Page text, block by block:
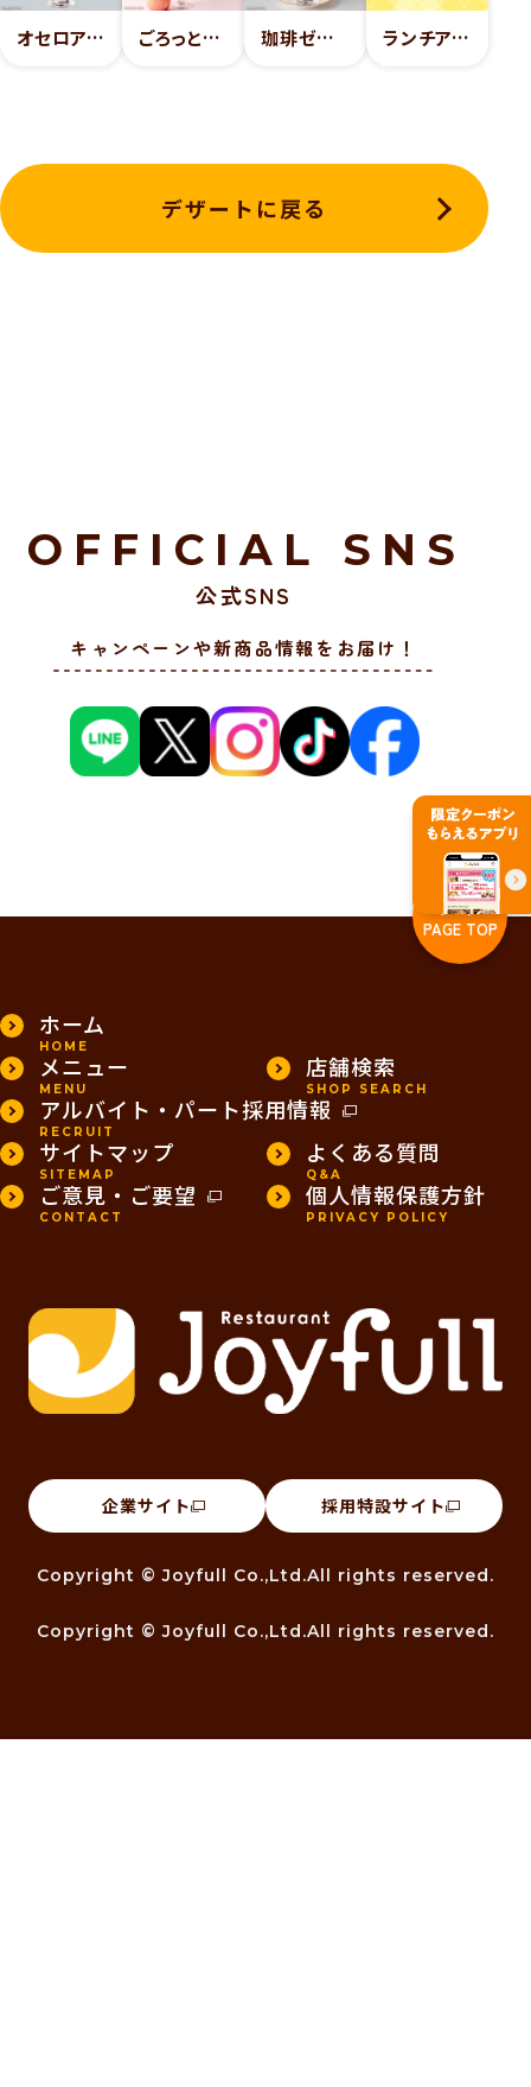
オセロアイス ごろっと白桃とベリーのフロマージュパフェ 珈琲ゼリー ランチアイス（バニラ・チョコ）
デザートに戻る
OFFICIAL SNS
公式SNS
キャンペーンや新商品情報をお届け！
PAGE TOP
ホーム
HOME
メニュー
MENU
店舗検索
SHOP SEARCH
アルバイト・パート採用情報
RECRUIT
サイトマップ
SITEMAP
よくある質問
Q&A
ご意見・ご要望
CONTACT
個人情報保護方針
PRIVACY POLICY
企業サイト 採用特設サイト
Copyright © Joyfull Co.,Ltd.All rights reserved.
Copyright © Joyfull Co.,Ltd.All rights reserved.